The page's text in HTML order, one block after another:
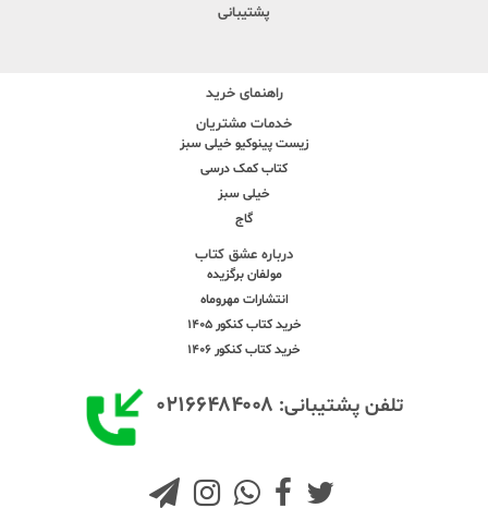
پشتیبانی
راهنمای خرید
خدمات مشتریان
زیست پینوکیو خیلی سبز
کتاب کمک درسی
خیلی سبز
گاج
درباره عشق کتاب
مولفان برگزیده
انتشارات مهروماه
خرید کتاب کنکور 1405
خرید کتاب کنکور 1406
تلفن پشتیبانی: ۰۲۱۶۶۴۸۴۰۰۸